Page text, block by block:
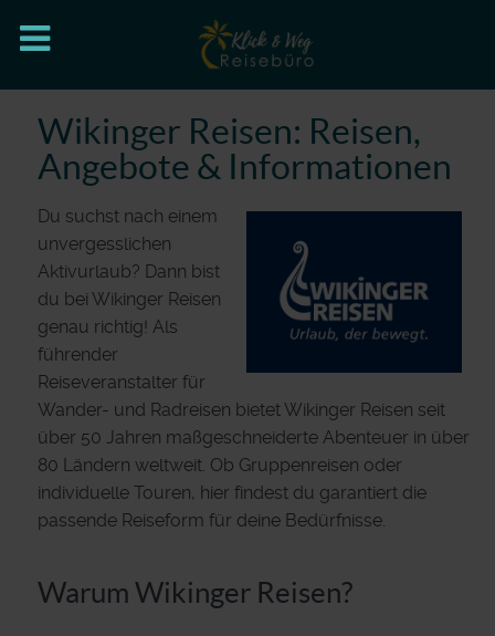
Wikinger Reisen: Reisen,
Angebote & Informationen
Du suchst nach einem
unvergesslichen
Aktivurlaub? Dann bist
du bei Wikinger Reisen
genau richtig! Als
führender
Reiseveranstalter für
Wander- und Radreisen bietet Wikinger Reisen seit
über 50 Jahren maßgeschneiderte Abenteuer in über
80 Ländern weltweit. Ob Gruppenreisen oder
individuelle Touren, hier findest du garantiert die
passende Reiseform für deine Bedürfnisse.
Warum Wikinger Reisen?